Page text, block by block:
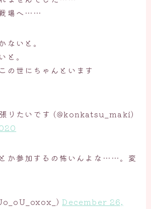
戦場へ……
ないと。
と。
の世にちゃんといます
りたいです (@konkatsu_maki)
か参加するの怖いんよな……。変
December 26,